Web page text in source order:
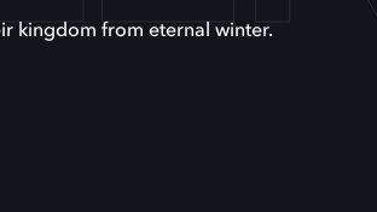
kingdom from eternal winter.